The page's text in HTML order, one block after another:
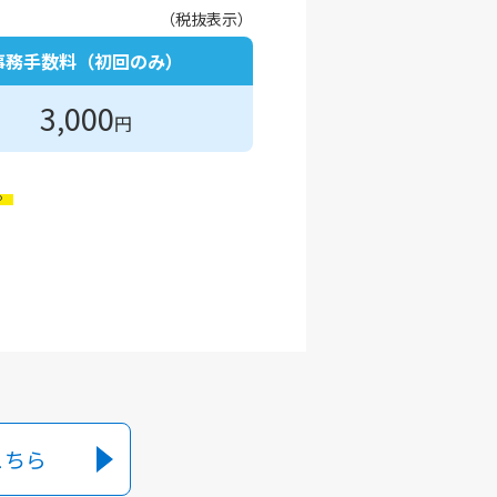
（税抜表示）
務手数料（初回のみ）
3,000円
ら